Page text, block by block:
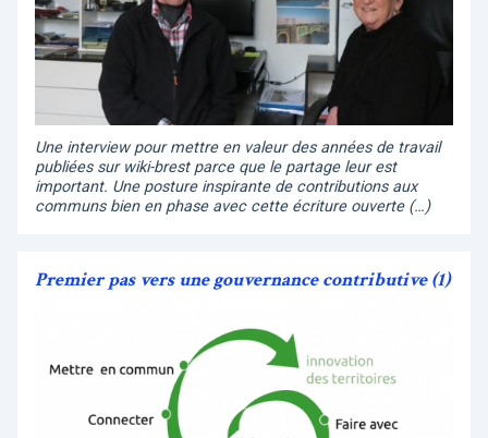
Une interview pour mettre en valeur des années de travail
publiées sur wiki-brest parce que le partage leur est
important. Une posture inspirante de contributions aux
communs bien en phase avec cette écriture ouverte (…)
Premier pas vers une gouvernance contributive (1)